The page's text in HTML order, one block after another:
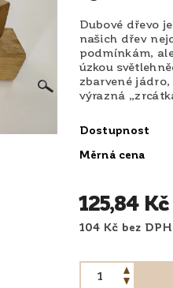
Dubové dřevo
našich dřev
podmínkám,
úzkou
zbarvené
výrazná
Dostupnost
Měrná cena
125,84 Kč
104 Kč bez DPH